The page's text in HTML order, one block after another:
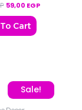
59,00 EGP
Cart
Sale!
Original price was:
Current